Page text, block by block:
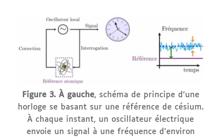
Figure 3. À gauche, schéma de principe d’une
horloge se basant sur une référence de césium.
À chaque instant, un oscillateur électrique
envoie un signal à une fréquence d’environ